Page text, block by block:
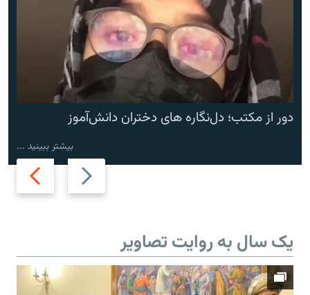
Previous
slide
Next
slide
دور از مکتب؛ دل‌نگاره های دختران دانش‌آموز
بیشتر ببینید ...
یک سال به روایت تصاویر